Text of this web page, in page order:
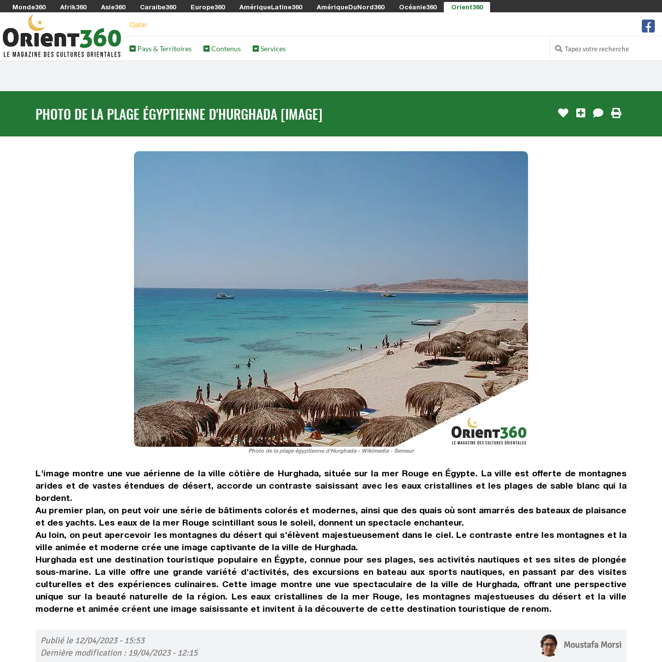
Monde360 Afrik360 Asie360 Caraibe360 Europe360 AmériqueLatine360 AmériqueDuNord360 Océanie360 Orient360
Qatar
Pays & Territoires Contenus Services
PHOTO DE LA PLAGE ÉGYPTIENNE D'HURGHADA [IMAGE]
Photo de la plage égyptienne d'Hurghada - Wikimedia - Semeur
L'image montre une vue aérienne de la ville côtière de Hurghada, située sur la mer Rouge en Égypte. La ville est offerte de montagnes
arides et de vastes étendues de désert, accorde un contraste saisissant avec les eaux cristallines et les plages de sable blanc qui la
bordent.
Au premier plan, on peut voir une série de bâtiments colorés et modernes, ainsi que des quais où sont amarrés des bateaux de plaisance
et des yachts. Les eaux de la mer Rouge scintillant sous le soleil, donnent un spectacle enchanteur.
Au loin, on peut apercevoir les montagnes du désert qui s'élèvent majestueusement dans le ciel. Le contraste entre les montagnes et la
ville animée et moderne crée une image captivante de la ville de Hurghada.
Hurghada est une destination touristique populaire en Égypte, connue pour ses plages, ses activités nautiques et ses sites de plongée
sous-marine. La ville offre une grande variété d'activités, des excursions en bateau aux sports nautiques, en passant par des visites
culturelles et des expériences culinaires. Cette image montre une vue spectaculaire de la ville de Hurghada, offrant une perspective
unique sur la beauté naturelle de la région. Les eaux cristallines de la mer Rouge, les montagnes majestueuses du désert et la ville
moderne et animée créent une image saisissante et invitent à la découverte de cette destination touristique de renom.
Publié le 12/04/2023 - 15:53
Dernière modification : 19/04/2023 - 12:15
Moustafa Morsi